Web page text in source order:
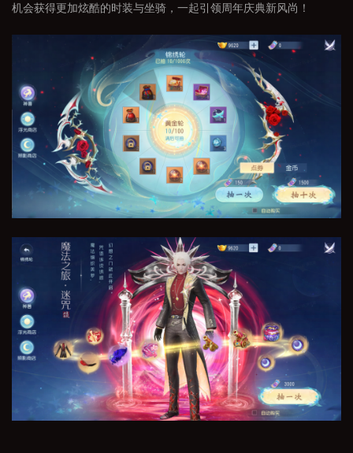
机会获得更加炫酷的时装与坐骑，一起引领周年庆典新风尚！